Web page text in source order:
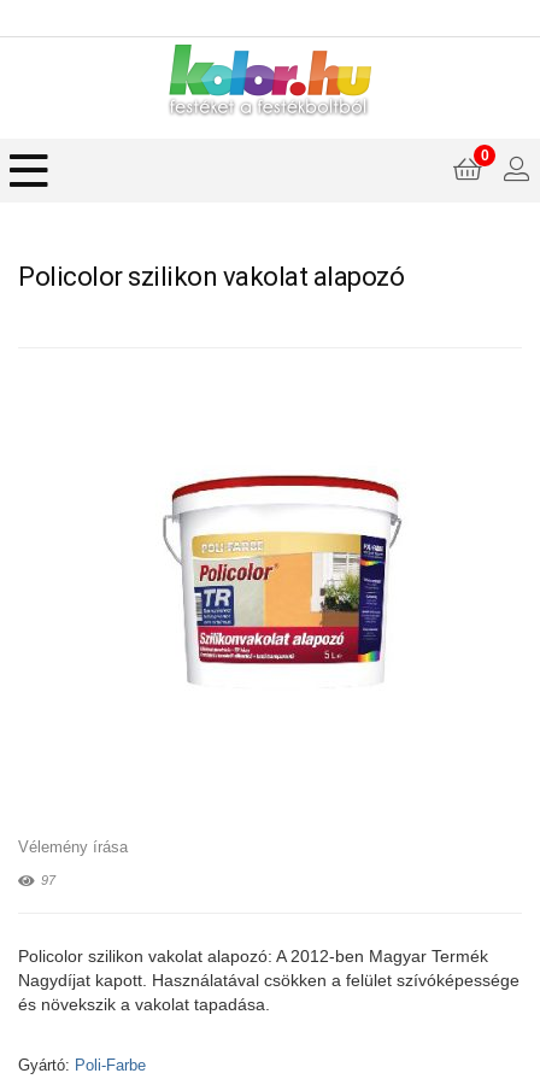
0
Policolor szilikon vakolat alapozó
Vélemény írása
97
Policolor szilikon vakolat alapozó: A 2012-ben Magyar Termék
Nagydíjat kapott. Használatával csökken a felület szívóképessége
és növekszik a vakolat tapadása.
Gyártó: Poli-Farbe